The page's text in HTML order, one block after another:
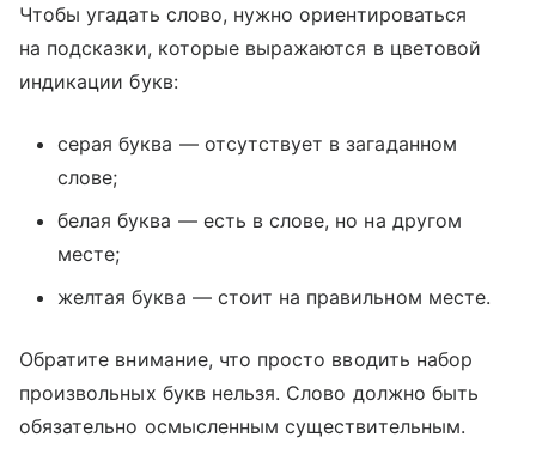
Чтобы угадать слово, нужно ориентироваться
на подсказки, которые выражаются в цветовой
индикации букв:
серая буква — отсутствует в загаданном
слове;
белая буква — есть в слове, но на другом
месте;
желтая буква — стоит на правильном месте.
Обратите внимание, что просто вводить набор
произвольных букв нельзя. Слово должно быть
обязательно осмысленным существительным.